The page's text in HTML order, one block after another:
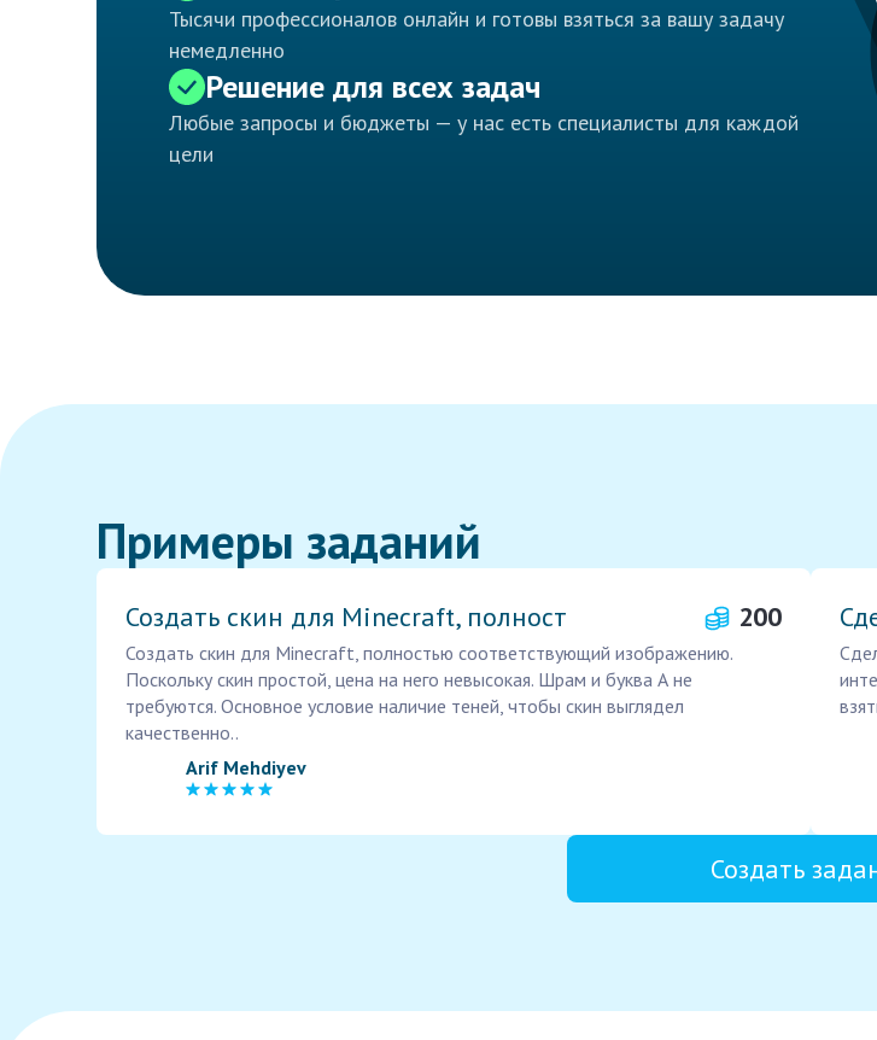
Тысячи профессионалов онлайн и готовы взяться за вашу задачу
немедленно
Решение для всех задач
Любые запросы и бюджеты — у нас есть специалисты для каждой
цели
Примеры заданий
Создать скин для Minecraft, полност 200
Создать скин для Minecraft, полностью соответствующий изображению.
Поскольку скин простой, цена на него невысокая. Шрам и буква А не
требуются. Основное условие наличие теней, чтобы скин выглядел
качественно..
Arif Mehdiyev
Создать